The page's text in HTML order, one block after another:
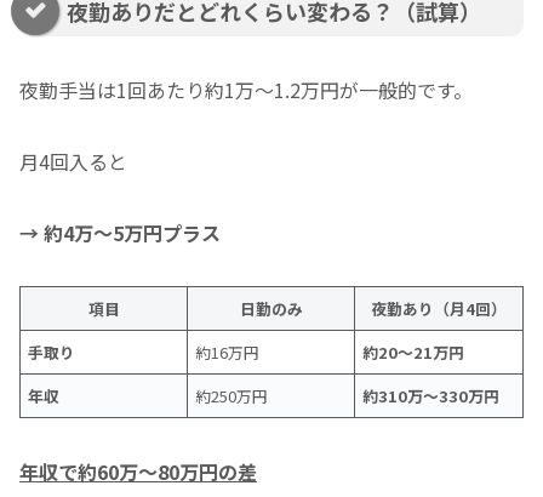
夜勤ありだとどれくらい変わる？（試算）
夜勤手当は1回あたり約1万〜1.2万円が一般的です。
月4回入ると
→ 約4万〜5万円プラス
項目 日勤のみ
夜勤あり（月4回）
手取り
約16万円
約20〜21万円
年収
約250万円 約310万〜330万円
年収で約60万〜80万円の差